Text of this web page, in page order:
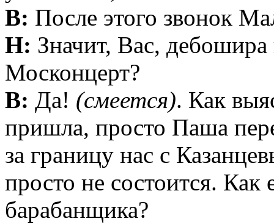
В: После этого звонок
Н: Значит, Вас, дебошира
Москонцерт?
В: Да! (смеется). Как
пришла, просто Паша
за границу нас с
просто не состоится. Как
барабанщика?